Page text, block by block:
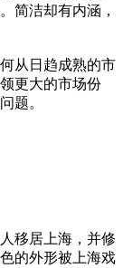
简洁却有内涵，
从日趋成熟的市
更大的市场份
题。
移居上海，并修
的外形被上海戏